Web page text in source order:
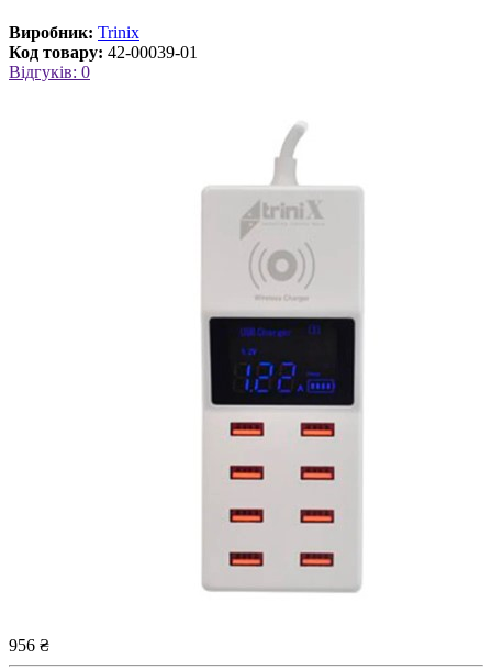
Виробник: Trinix
Код товару: 42-00039-01
Відгуків: 0
956 ₴